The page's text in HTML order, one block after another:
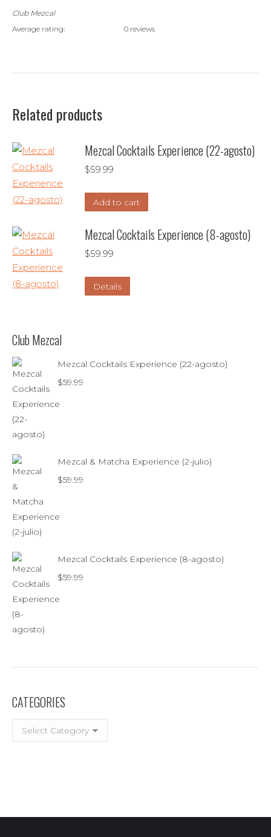
Club Mezcal
Average rating:
0 reviews
Related products
Mezcal Cocktails Experience (22-agosto)
$59.99
Add to cart
Mezcal Cocktails Experience (8-agosto)
$59.99
Details
Club Mezcal
Mezcal Cocktails Experience (22-agosto)
$59.99
Mezcal & Matcha Experience (2-julio)
$59.99
Mezcal Cocktails Experience (8-agosto)
$59.99
CATEGORIES
CATEGORIES